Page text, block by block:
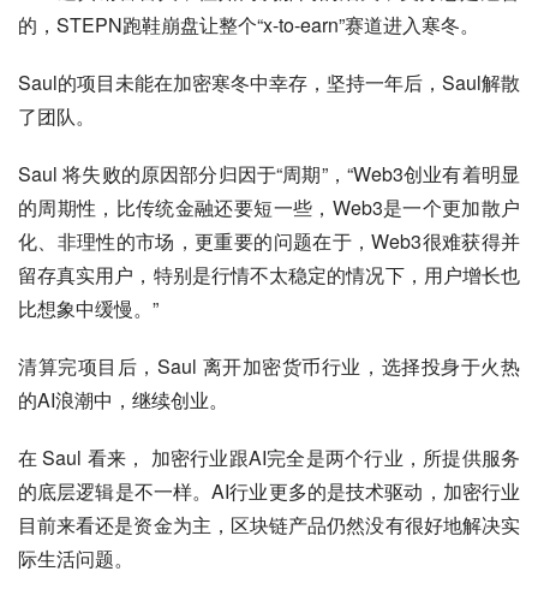
的，STEPN跑鞋崩盘让整个“x-to-earn”赛道进入寒冬。
Saul的项目未能在加密寒冬中幸存，坚持一年后，Saul解散
了团队。
Saul 将失败的原因部分归因于“周期”，“Web3创业有着明显
的周期性，比传统金融还要短一些，Web3是一个更加散户
化、非理性的市场，更重要的问题在于，Web3很难获得并
留存真实用户，特别是行情不太稳定的情况下，用户增长也
比想象中缓慢。”
清算完项目后，Saul 离开加密货币行业，选择投身于火热
的AI浪潮中，继续创业。
在 Saul 看来， 加密行业跟AI完全是两个行业，所提供服务
的底层逻辑是不一样。AI行业更多的是技术驱动，加密行业
目前来看还是资金为主，区块链产品仍然没有很好地解决实
际生活问题。